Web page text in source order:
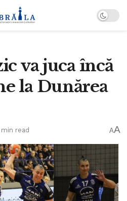
va juca încă
la Dunărea
read AA